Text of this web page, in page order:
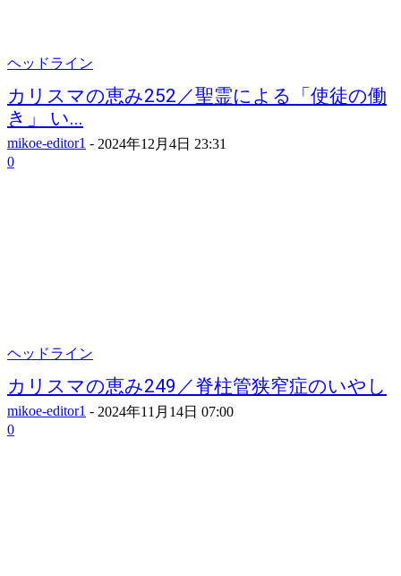
ヘッドライン
カリスマの恵み252／聖霊による「使徒の働
き」 い...
mikoe-editor1 - 2024年12月4日 23:31
0
ヘッドライン
カリスマの恵み249／脊柱管狭窄症のいやし
mikoe-editor1 - 2024年11月14日 07:00
0